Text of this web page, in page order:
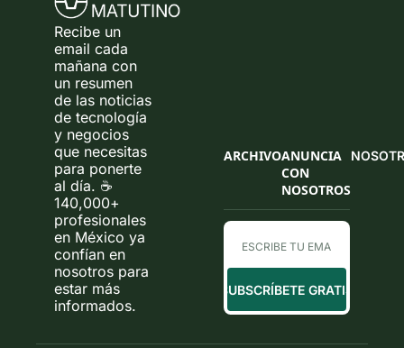
Recibe un
email cada
mañana con
un resumen
de las noticias
de tecnología
y negocios
que necesitas
para ponerte
al día. ☕
140,000+
profesionales
en México ya
confían en
nosotros para
estar más
informados.
ARCHIVOANUNCIA
CON
NOSOTROS
SUBSCRÍBETE GRATIS